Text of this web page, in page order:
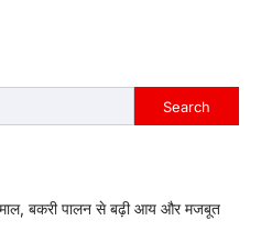
Search
बकरी पालन से बढ़ी आय और मजबूत